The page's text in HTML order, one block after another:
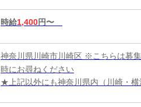
時給1,400円〜
神奈川県川崎市川崎区 ※こちらは募
時にお尋ねください
★上記以外にも神奈川県内（川崎・